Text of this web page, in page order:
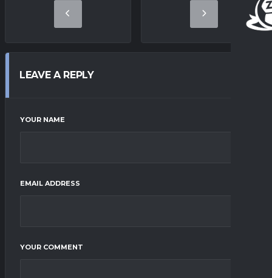
LEAVE A REPLY
YOUR NAME
EMAIL ADDRESS
YOUR COMMENT